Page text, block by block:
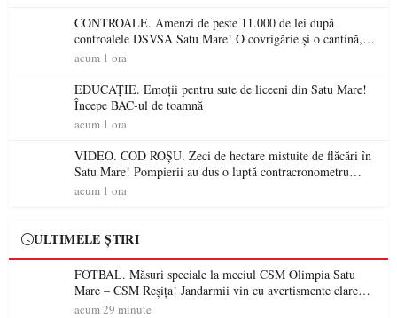
CONTROALE. Amenzi de peste 11.000 de lei după
controalele DSVSA Satu Mare! O covrigărie și o cantină,
sancționate pentru nereguli
acum 1 ora
EDUCAȚIE. Emoții pentru sute de liceeni din Satu Mare!
Începe BAC-ul de toamnă
acum 1 ora
VIDEO. COD ROȘU. Zeci de hectare mistuite de flăcări în
Satu Mare! Pompierii au dus o luptă contracronometru
pentru a salva o pădure de la dezastru
acum 1 ora
ULTIMELE ȘTIRI
FOTBAL. Măsuri speciale la meciul CSM Olimpia Satu
Mare – CSM Reșița! Jandarmii vin cu avertismente clare
pentru suporteri
acum 29 minute